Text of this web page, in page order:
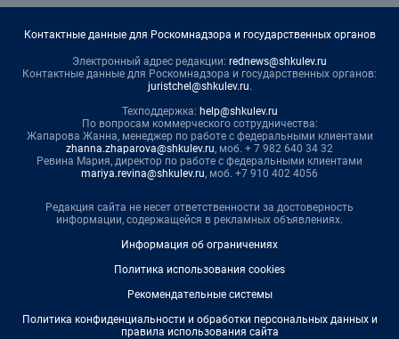
Контактные данные для Роскомнадзора и государственных органов
Электронный адрес редакции: rednews@shkulev.ru
Контактные данные для Роскомнадзора и государственных органов:
juristchel@shkulev.ru.
Техподдержка: help@shkulev.ru
По вопросам коммерческого сотрудничества:
Жапарова Жанна, менеджер по работе с федеральными клиентами
zhanna.zhaparova@shkulev.ru, моб. + 7 982 640 34 32
Ревина Мария, директор по работе с федеральными клиентами
mariya.revina@shkulev.ru, моб. +7 910 402 4056
Редакция сайта не несет ответственности за достоверность
информации, содержащейся в рекламных объявлениях.
Информация об ограничениях
Политика использования cookies
Рекомендательные системы
Политика конфиденциальности и обработки персональных данных и
правила использования сайта